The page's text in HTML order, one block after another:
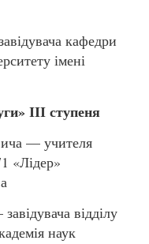
кафедри
імені
ІІІ ступеня
— учителя
«Лідер»
відділу
наук